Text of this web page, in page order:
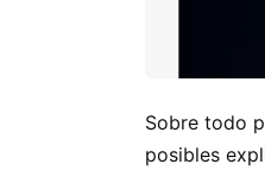
Sobre todo
posibles